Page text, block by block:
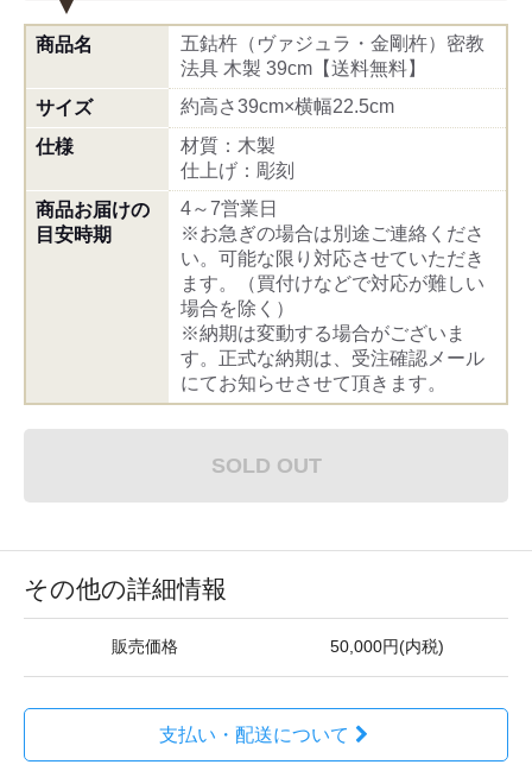
商品名
五鈷杵（ヴァジュラ・金剛杵）密教
法具 木製 39cm【送料無料】
サイズ
約高さ39cm×横幅22.5cm
仕様
材質：木製
仕上げ：彫刻
商品お届けの
目安時期
4～7営業日
※お急ぎの場合は別途ご連絡くださ
い。可能な限り対応させていただき
ます。（買付けなどで対応が難しい
場合を除く）
※納期は変動する場合がございま
す。正式な納期は、受注確認メール
にてお知らせさせて頂きます。
SOLD OUT
その他の詳細情報
販売価格 50,000円(内税)
支払い・配送について